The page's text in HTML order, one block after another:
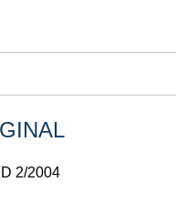
2/2004